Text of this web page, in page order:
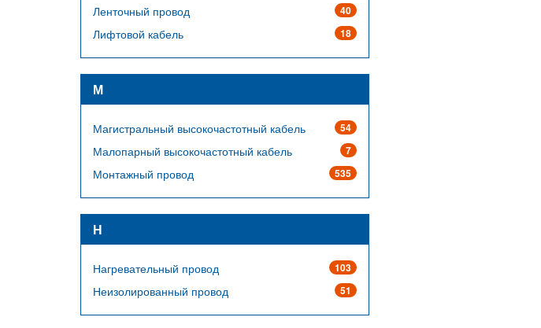
40
Ленточный провод
18
Лифтовой кабель
М
54
Магистральный высокочастотный кабель
7
Малопарный высокочастотный кабель
535
Монтажный провод
Н
103
Нагревательный провод
51
Неизолированный провод